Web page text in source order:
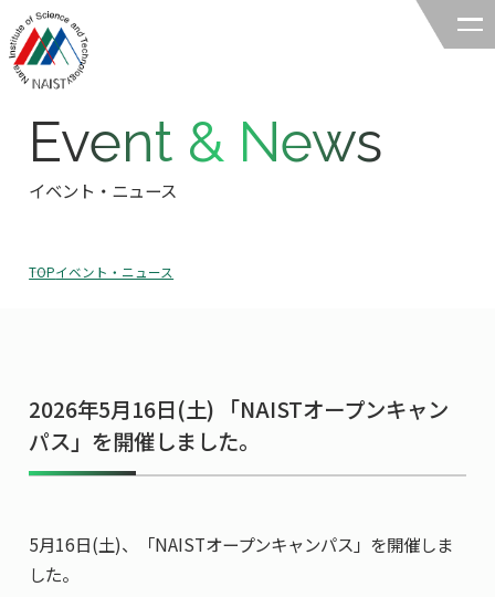
奈良先端科学技術大学院大学
領域の概要・特色
領域賞の紹介
研究室一覧
教員一覧
研究成果
教育TOP
研究室への配属
キャリア
就職実績
入試情報TOP
Event & News
イベント・ニュース
TOPイベント・ニュース
2026年5月16日(土) 「NAISTオープンキャン
パス」を開催しました。
5月16日(土)、「NAISTオープンキャンパス」を開催しま
した。